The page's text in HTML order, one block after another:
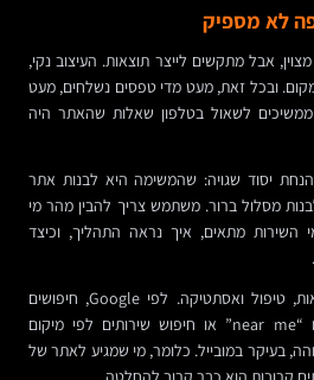
לא מספיק
אבל מתקשים לייצר תוצאות. העיצוב נקי,
ובכל זאת, מעט מדי טפסים נשלחים, מעט
ממשיכים לשאול בטלפון שאלות שהאתר היה
יסוד שגויה: שהמשימה היא לבנות אתר
מסלול ברור. משתמש צריך להבין מהר מי
מתאים, איך נראה התהליך, וכיצד
זה חשוב במיוחד בתחומי בריאות, טיפול ואסתטיקה. לפי Google, חיפושים
מקומיים עם כוונת פעולה כמו “near me” או חיפוש שירותים לפי מיקום
בעיקר במובייל. כלומר, מי שמגיע לאתר של